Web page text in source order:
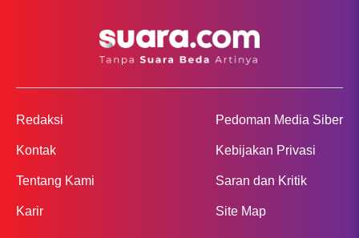
Redaksi
Kontak
Tentang Kami
Karir
Pedoman Media Siber
Kebijakan Privasi
Saran dan Kritik
Site Map